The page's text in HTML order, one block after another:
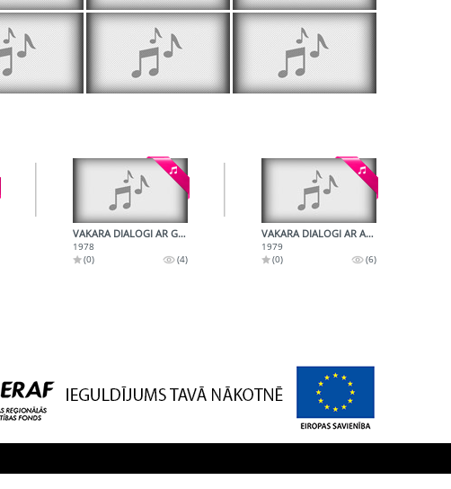
VAKARA DIALOGI AR GUNĀRU PRIEDI
1978
(0)
(4)
VAKARA DIALOGI AR ARNOLDU LINIŅU
1979
(0)
(6)